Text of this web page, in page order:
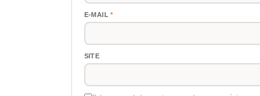
E-MAIL*
SITE